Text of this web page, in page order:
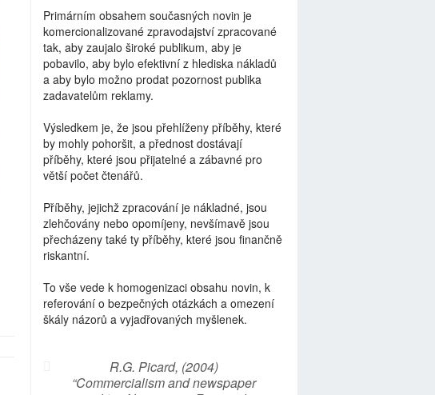
Primárním obsahem současných novin je
komercionalizované zpravodajství zpracované
tak, aby zaujalo široké publikum, aby je
pobavilo, aby bylo efektivní z hlediska nákladů
a aby bylo možno prodat pozornost publika
zadavatelům reklamy.
Výsledkem je, že jsou přehlíženy příběhy, které
by mohly pohoršit, a přednost dostávají
příběhy, které jsou přijatelné a zábavné pro
větší počet čtenářů.
Příběhy, jejichž zpracování je nákladné, jsou
zlehčovány nebo opomíjeny, nevšímavě jsou
přecházeny také ty příběhy, které jsou finančně
riskantní.
To vše vede k homogenizaci obsahu novin, k
referování o bezpečných otázkách a omezení
škály názorů a vyjadřovaných myšlenek.
R.G. Picard, (2004)
“Commercialism and newspaper